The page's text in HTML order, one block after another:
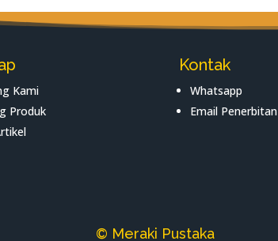
Kami
Produk
Kontak
Whatsapp
Email Penerbitan
© Meraki Pustaka